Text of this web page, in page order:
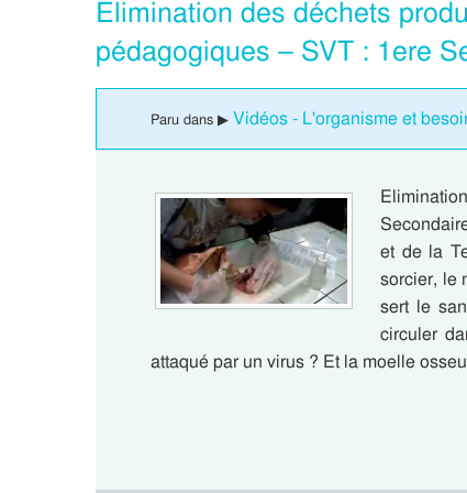
Elimination des déchets
pédagogiques – SVT : 1ere
Paru dans ▶ Vidéos - L'organisme et
et de la
sorcier, le
sert le
circuler
attaqué par un virus ? Et la moelle